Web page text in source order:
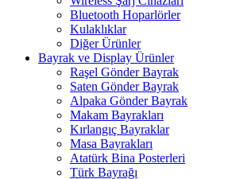
Bluetooth Hoparlörler
Kulaklıklar
Diğer Ürünler
Bayrak ve Display Ürünler
Raşel Gönder Bayrak
Saten Gönder Bayrak
Alpaka Gönder Bayrak
Makam Bayrakları
Kırlangıç Bayraklar
Masa Bayrakları
Atatürk Bina Posterleri
Türk Bayrağı